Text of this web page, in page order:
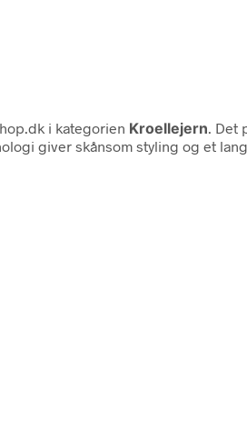
i kategorien Kroellejern .
giver skånsom styling og et